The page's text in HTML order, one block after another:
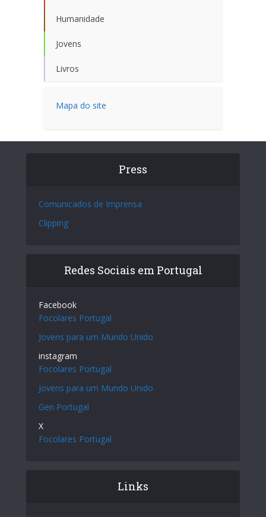
Humanidade
Jovens
Livros
Mapa do site
Press
Comunicados de Imprensa
Clipping
Redes Sociais em Portugal
Facebook
Focolares Portugal
Jovens para um Mundo Unido
instagram
Focolares Portugal
Jovens para um Mundo Unido
Gen Portugal
X
Focolares Portugal
Links